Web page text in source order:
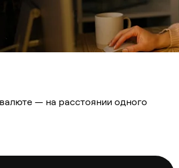
— на расстоянии одного